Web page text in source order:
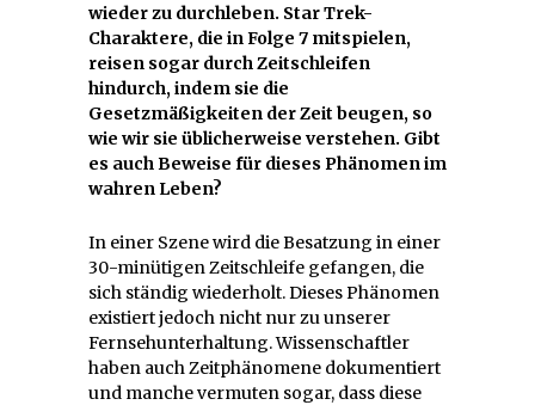
wieder zu durchleben. Star Trek-
Charaktere, die in Folge 7 mitspielen,
reisen sogar durch Zeitschleifen
hindurch, indem sie die
Gesetzmäßigkeiten der Zeit beugen, so
wie wir sie üblicherweise verstehen. Gibt
es auch Beweise für dieses Phänomen im
wahren Leben?
In einer Szene wird die Besatzung in einer
30-minütigen Zeitschleife gefangen, die
sich ständig wiederholt. Dieses Phänomen
existiert jedoch nicht nur zu unserer
Fernsehunterhaltung. Wissenschaftler
haben auch Zeitphänomene dokumentiert
und manche vermuten sogar, dass diese